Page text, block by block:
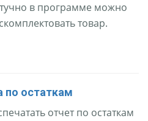
в программе можно
товар.
по остаткам
отчет по остаткам